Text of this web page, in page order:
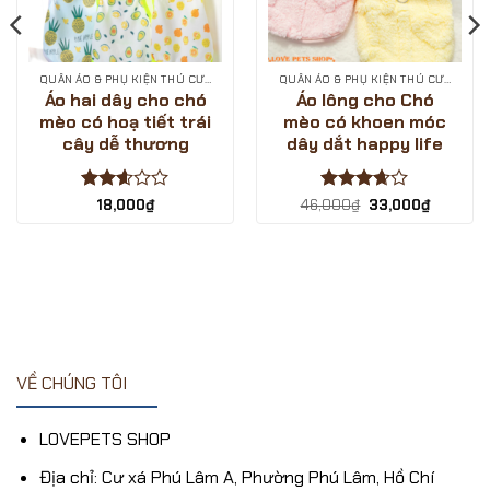
QUẦN ÁO & PHỤ KIỆN THÚ CƯNG
Áo hai dây cho chó
mèo có hoạ tiết trái
cây dễ thương
Được
18,000₫
QUẦN ÁO & PHỤ KIỆN THÚ CƯNG
Áo lông cho Chó
mèo có khoen móc
dây dắt happy life
Được
46,000₫ Giá
gốc
33,000₫Giá
hiện
VỀ CHÚNG TÔI
LOVEPETS SHOP
Địa chỉ: Cư xá Phú Lâm A, Phường Phú Lâm, Hồ Chí